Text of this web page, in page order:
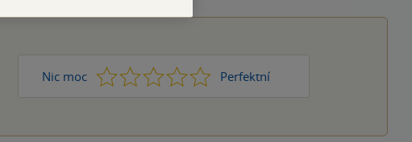
Nic moc 1 2 3 4 Perfektní
5